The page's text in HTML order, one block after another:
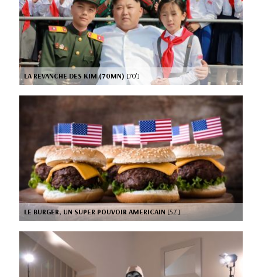
LA REVANCHE DES KIM (70MN) [70’]
LE BURGER, UN SUPER POUVOIR AMERICAIN [52’]